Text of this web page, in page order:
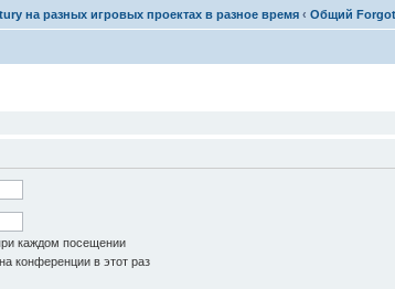
на разных игровых проектах в разное время ‹ Общий
каждом посещении
конференции в этот раз